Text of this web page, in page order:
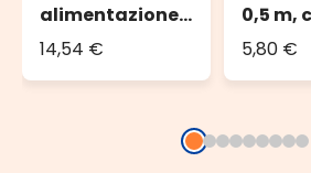
alimentazione
PML, 1,5 m, con
14,54 €
0,5 m,
bianco,
5,80 €